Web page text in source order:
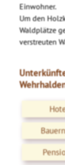
Einwohner.
Um den
Waldplätze
verstreuten